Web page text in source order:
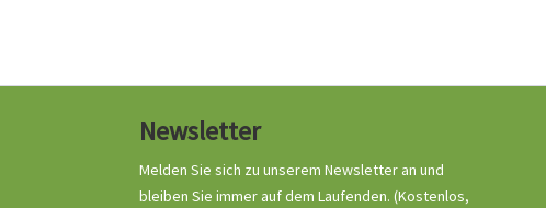
Newsletter
Melden Sie sich zu unserem Newsletter an und
bleiben Sie immer auf dem Laufenden. (Kostenlos,